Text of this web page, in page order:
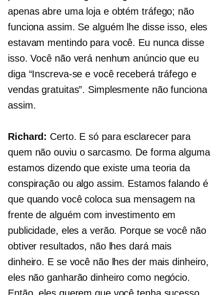
apenas abre uma loja e obtém tráfego; não
funciona assim. Se alguém lhe disse isso, eles
estavam mentindo para você. Eu nunca disse
isso. Você não verá nenhum anúncio que eu
diga “Inscreva-se e você receberá tráfego e
vendas gratuitas”. Simplesmente não funciona
assim.
Richard: Certo. E só para esclarecer para
quem não ouviu o sarcasmo. De forma alguma
estamos dizendo que existe uma teoria da
conspiração ou algo assim. Estamos falando é
que quando você coloca sua mensagem na
frente de alguém com investimento em
publicidade, eles a verão. Porque se você não
obtiver resultados, não lhes dará mais
dinheiro. E se você não lhes der mais dinheiro,
eles não ganharão dinheiro como negócio.